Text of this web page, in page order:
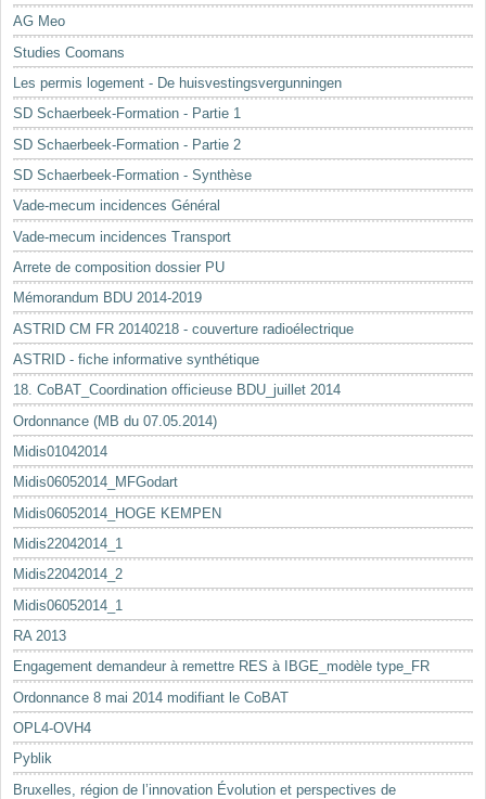
AG Meo
Studies Coomans
Les permis logement - De huisvestingsvergunningen
SD Schaerbeek-Formation - Partie 1
SD Schaerbeek-Formation - Partie 2
SD Schaerbeek-Formation - Synthèse
Vade-mecum incidences Général
Vade-mecum incidences Transport
Arrete de composition dossier PU
Mémorandum BDU 2014-2019
ASTRID CM FR 20140218 - couverture radioélectrique
ASTRID - fiche informative synthétique
18. CoBAT_Coordination officieuse BDU_juillet 2014
Ordonnance (MB du 07.05.2014)
Midis01042014
Midis06052014_MFGodart
Midis06052014_HOGE KEMPEN
Midis22042014_1
Midis22042014_2
Midis06052014_1
RA 2013
Engagement demandeur à remettre RES à IBGE_modèle type_FR
Ordonnance 8 mai 2014 modifiant le CoBAT
OPL4-OVH4
Pyblik
Bruxelles, région de l’innovation Évolution et perspectives de